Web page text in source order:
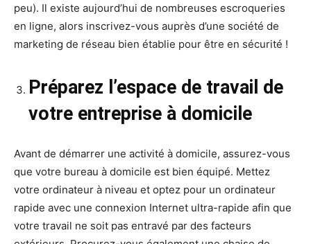
peu). Il existe aujourd’hui de nombreuses escroqueries
en ligne, alors inscrivez-vous auprès d’une société de
marketing de réseau bien établie pour être en sécurité !
Préparez l’espace de travail de
votre entreprise à domicile
Avant de démarrer une activité à domicile, assurez-vous
que votre bureau à domicile est bien équipé. Mettez
votre ordinateur à niveau et optez pour un ordinateur
rapide avec une connexion Internet ultra-rapide afin que
votre travail ne soit pas entravé par des facteurs